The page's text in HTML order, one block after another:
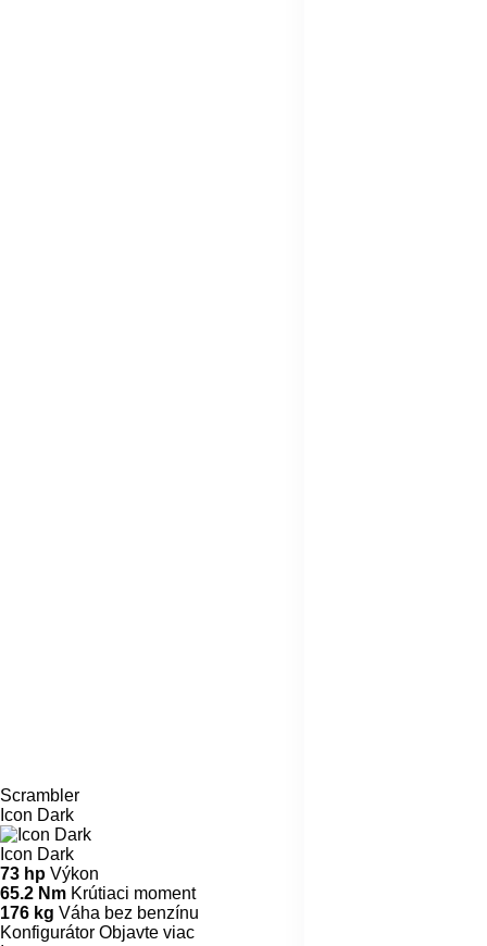
Scrambler
Icon Dark
Icon Dark
73 hp Výkon
65.2 Nm Krútiaci moment
176 kg Váha bez benzínu
Konfigurátor Objavte viac